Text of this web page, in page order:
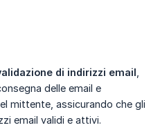
di indirizzi email
delle email e
mittente, assicurando che gli
email validi e attivi.